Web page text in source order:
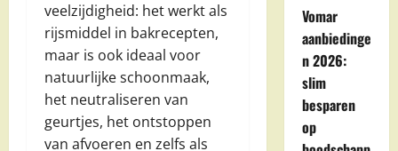
veelzijdigheid: het werkt als
rijsmiddel in bakrecepten,
maar is ook ideaal voor
natuurlijke schoonmaak,
het neutraliseren van
geurtjes, het ontstoppen
van afvoeren en zelfs als
Vomar
aanbiedinge
n 2026:
slim
besparen
op